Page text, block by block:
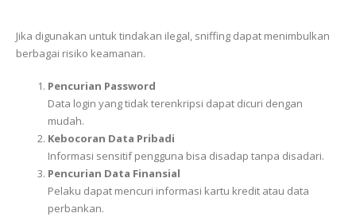
Jika digunakan untuk tindakan ilegal, sniffing dapat menimbulkan
berbagai risiko keamanan.
Pencurian Password
Data login yang tidak terenkripsi dapat dicuri dengan
mudah.
Kebocoran Data Pribadi
Informasi sensitif pengguna bisa disadap tanpa disadari.
Pencurian Data Finansial
Pelaku dapat mencuri informasi kartu kredit atau data
perbankan.